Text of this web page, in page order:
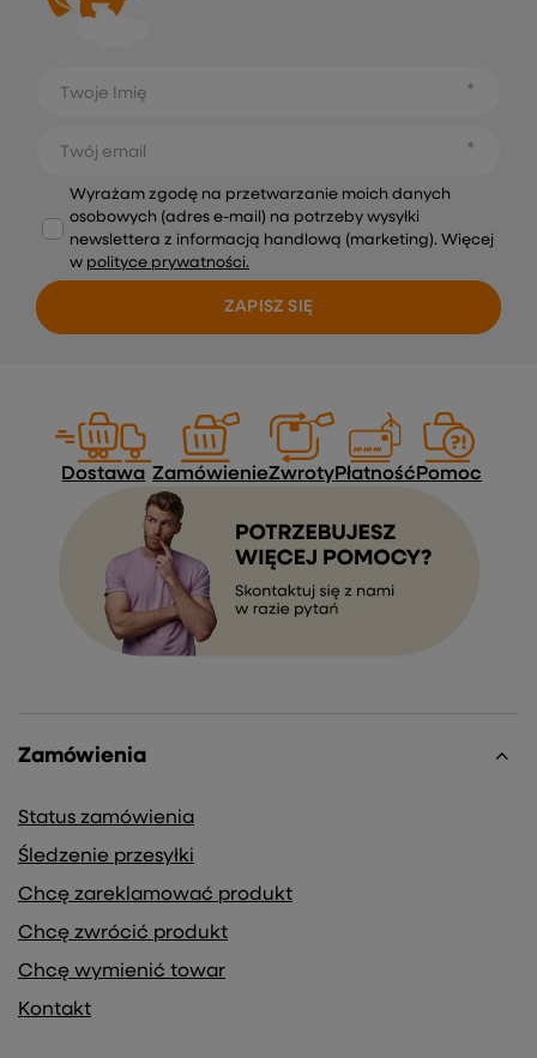
Twoje Imię
Twój email
Wyrażam zgodę na przetwarzanie moich danych
osobowych (adres e-mail) na potrzeby wysyłki
newslettera z informacją handlową (marketing). Więcej
w polityce prywatności.
ZAPISZ SIĘ
Dostawa ZamówienieZwrotyPłatność Pomoc
Zamówienia
Status zamówienia
Śledzenie przesyłki
Chcę zareklamować produkt
Chcę zwrócić produkt
Chcę wymienić towar
Kontakt